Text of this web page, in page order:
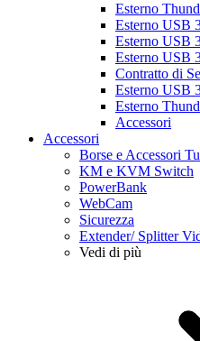
Esterno
Esterno USB
Esterno USB
Esterno USB
Contratto di
Esterno USB
Esterno
Accessori
Accessori
Borse e Accessori
KM e KVM Switch
PowerBank
WebCam
Sicurezza
Extender/ Splitter
Vedi di più